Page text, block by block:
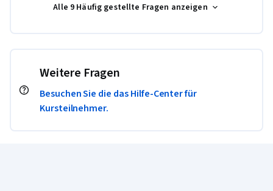
Alle 9 Häufig gestellte Fragen anzeigen
Weitere Fragen
Besuchen Sie die das Hilfe-Center für
Kursteilnehmer.